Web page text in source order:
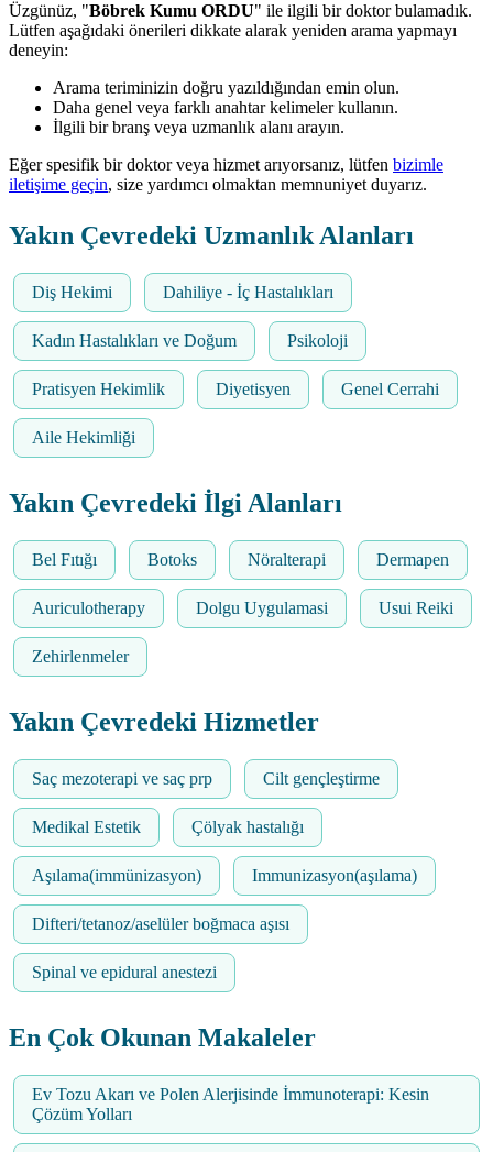
Üzgünüz, "Böbrek Kumu ORDU" ile ilgili bir doktor bulamadık.
Lütfen aşağıdaki önerileri dikkate alarak yeniden arama yapmayı
deneyin:
Arama teriminizin doğru yazıldığından emin olun.
Daha genel veya farklı anahtar kelimeler kullanın.
İlgili bir branş veya uzmanlık alanı arayın.
Eğer spesifik bir doktor veya hizmet arıyorsanız, lütfen bizimle
iletişime geçin, size yardımcı olmaktan memnuniyet duyarız.
Yakın Çevredeki Uzmanlık Alanları
Diş Hekimi Dahiliye - İç Hastalıkları
Kadın Hastalıkları ve Doğum Psikoloji
Pratisyen Hekimlik Diyetisyen Genel Cerrahi
Aile Hekimliği
Yakın Çevredeki İlgi Alanları
Bel Fıtığı Botoks Nöralterapi Dermapen
Auriculotherapy Dolgu Uygulamasi Usui Reiki
Zehirlenmeler
Yakın Çevredeki Hizmetler
Saç mezoterapi ve saç prp Cilt gençleştirme
Medikal Estetik Çölyak hastalığı
Aşılama(immünizasyon) Immunizasyon(aşılama)
Difteri/tetanoz/aselüler boğmaca aşısı
Spinal ve epidural anestezi
En Çok Okunan Makaleler
Ev Tozu Akarı ve Polen Alerjisinde İmmunoterapi: Kesin
Çözüm Yolları